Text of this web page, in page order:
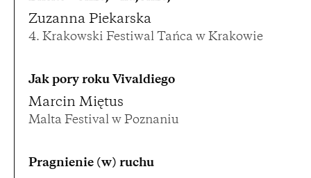
Zuzanna Piekarska
4. Krakowski Festiwal Tańca w Krakowie
Jak pory roku Vivaldiego
Marcin Miętus
Malta Festival w Poznaniu
Pragnienie (w) ruchu